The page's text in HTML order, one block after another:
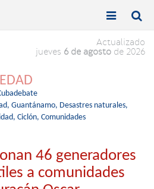
Toggle

Toggle

Actualizado
jueves 6 de agosto de 2026
Guantánamo, Desastres naturales,
Ciclón, Comunidades
46 generadores
a comunidades